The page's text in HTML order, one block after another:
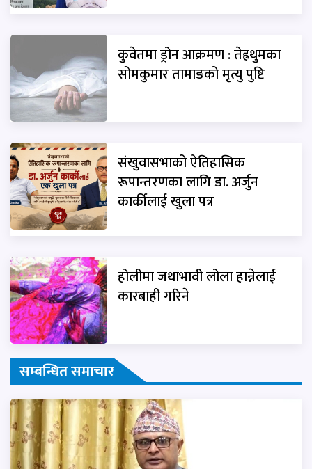
कुवेतमा ड्रोन आक्रमण : तेह्रथुमका
सोमकुमार तामाङको मृत्यु पुष्टि
संखुवासभाको ऐतिहासिक
रूपान्तरणका लागि डा. अर्जुन
कार्कीलाई खुला पत्र
होलीमा जथाभावी लोला हान्नेलाई
कारबाही गरिने
सम्बन्धित समाचार